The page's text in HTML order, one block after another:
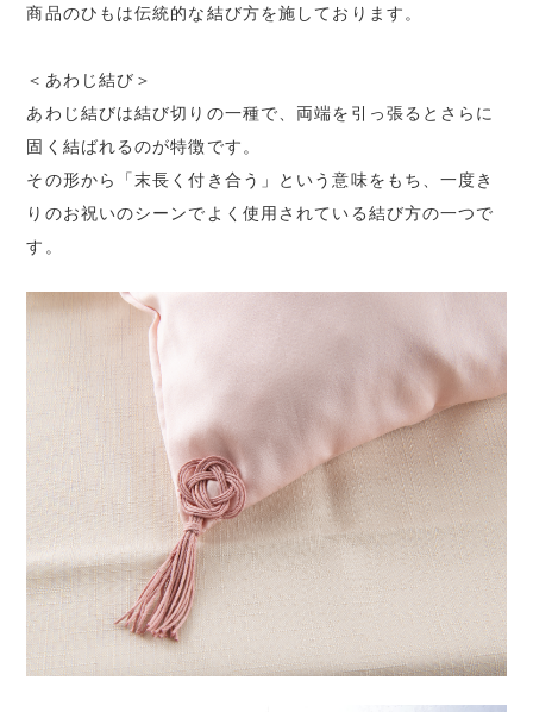
商品のひもは伝統的な結び方を施しております。
＜あわじ結び＞
あわじ結びは結び切りの一種で、両端を引っ張るとさらに
固く結ばれるのが特徴です。
その形から「末長く付き合う」という意味をもち、一度き
りのお祝いのシーンでよく使用されている結び方の一つで
す。